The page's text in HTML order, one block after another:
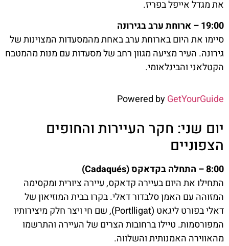
את מגדל אייפל בפריז.
19:00 – ארוחת ערב בגירונה
סיימו את היום בארוחת ערב באחת מהמסעדות המצוינות של
גירונה. העיר מציעה מגוון רחב של מסעדות עם מנות מהמטבח
הקטלאני והבינלאומי.
Powered byGetYourGuide
יום שני: חקר העיירות והחופים
הצפוניים
8:00 – התחלה בקדאקס (Cadaqués)
התחילו את היום בעיירה קדאקס, עיירה ציורית ומקסימה
המזוהה עם האמן סלבדור דאלי. בקרו בבית המוזיאון של
דאלי בפורט ליגאט (Portlligat), שם חי ויצר חלק מיצירותיו
המפורסמות. טיילו ברחובות הצרים של העיירה והתרשמו
מהאווירה האמנותית והשלווה.